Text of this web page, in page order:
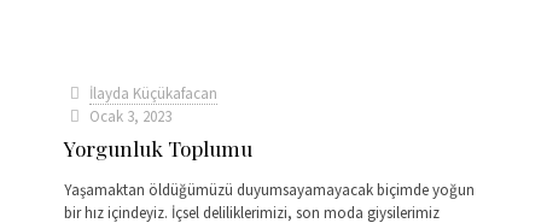
İlayda Küçükafacan
Ocak 3, 2023
Yorgunluk Toplumu
Yaşamaktan öldüğümüzü duyumsayamayacak biçimde yoğun
bir hız içindeyiz. İçsel deliliklerimizi, son moda giysilerimiz